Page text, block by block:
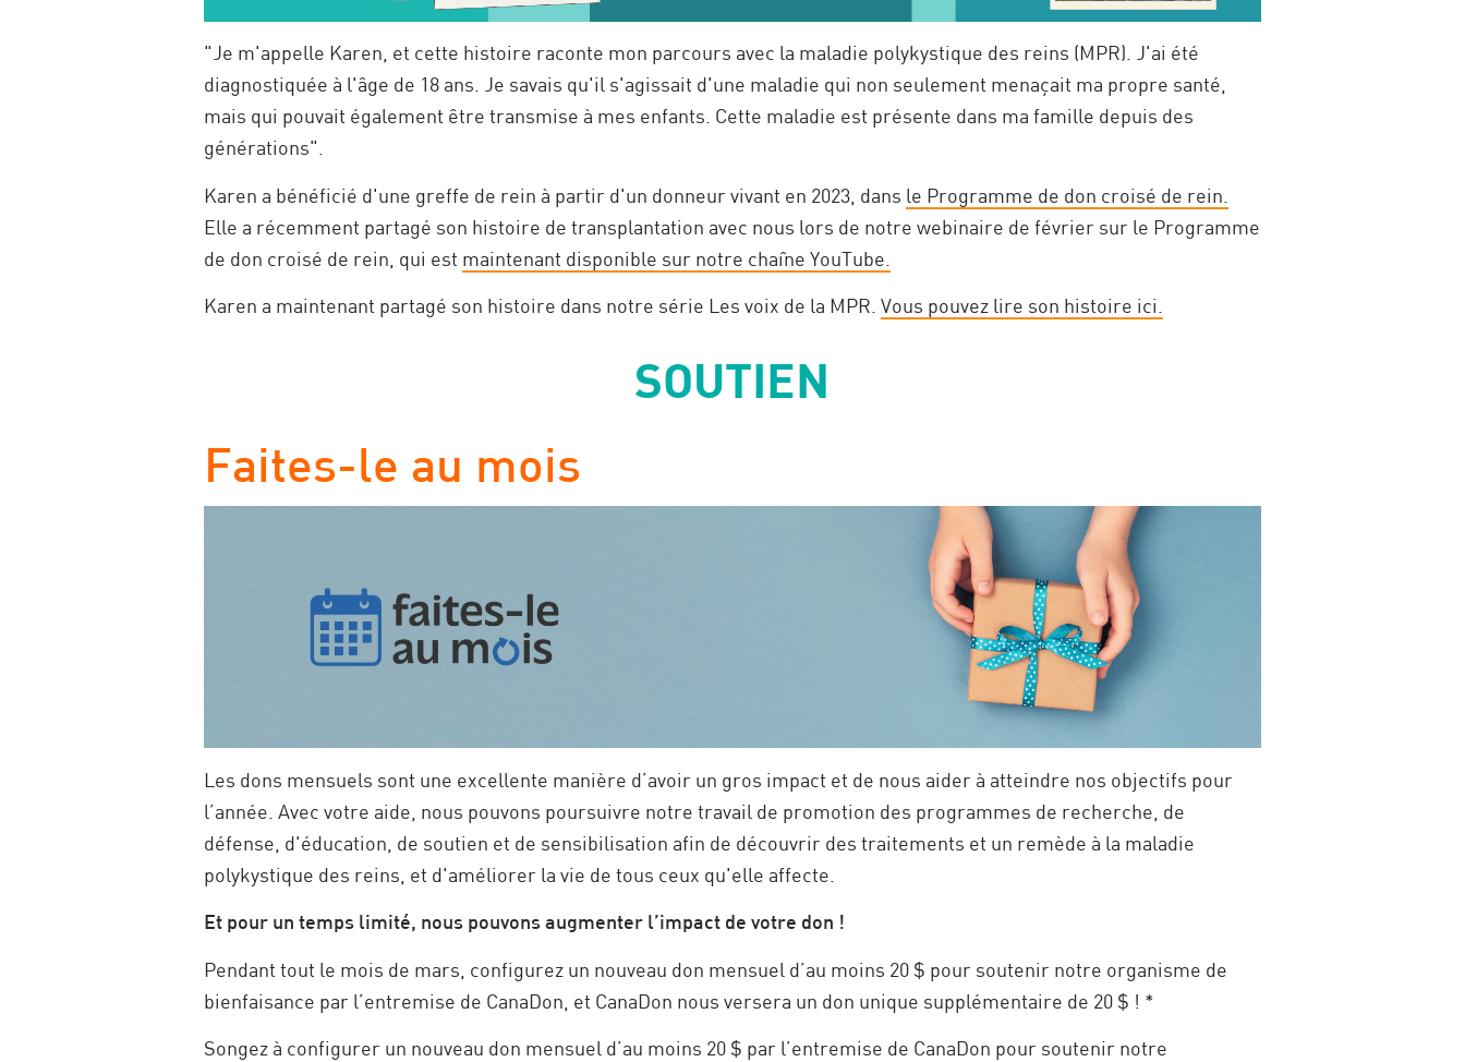
"Je m'appelle Karen, et cette histoire raconte mon parcours avec la maladie polykystique des reins (MPR). J'ai été
diagnostiquée à l'âge de 18 ans. Je savais qu'il s'agissait d'une maladie qui non seulement menaçait ma propre santé,
mais qui pouvait également être transmise à mes enfants. Cette maladie est présente dans ma famille depuis des
générations".
Karen a bénéficié d'une greffe de rein à partir d'un donneur vivant en 2023, dans le Programme de don croisé de rein.
Elle a récemment partagé son histoire de transplantation avec nous lors de notre webinaire de février sur le Programme
de don croisé de rein, qui est maintenant disponible sur notre chaîne YouTube.
Karen a maintenant partagé son histoire dans notre série Les voix de la MPR. Vous pouvez lire son histoire ici.
SOUTIEN
Faites-le au mois
Les dons mensuels sont une excellente manière d’avoir un gros impact et de nous aider à atteindre nos objectifs pour
l’année. Avec votre aide, nous pouvons poursuivre notre travail de promotion des programmes de recherche, de
défense, d'éducation, de soutien et de sensibilisation afin de découvrir des traitements et un remède à la maladie
polykystique des reins, et d'améliorer la vie de tous ceux qu'elle affecte.
Et pour un temps limité, nous pouvons augmenter l’impact de votre don !
Pendant tout le mois de mars, configurez un nouveau don mensuel d’au moins 20 $ pour soutenir notre organisme de
bienfaisance par l’entremise de CanaDon, et CanaDon nous versera un don unique supplémentaire de 20 $ ! *
Songez à configurer un nouveau don mensuel d’au moins 20 $ par l’entremise de CanaDon pour soutenir notre